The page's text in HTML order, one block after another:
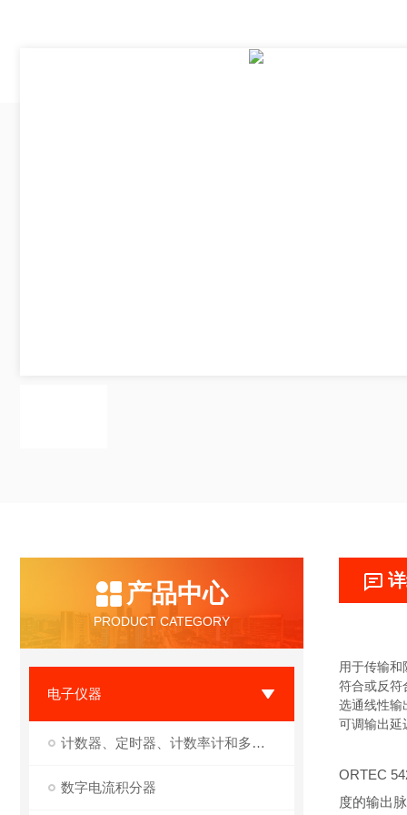
产品中心
PRODUCT CATEGORY
电子仪器
计数器、定时器、计数率计和多通道定标器（MCS）
数字电流积分器
用于传输
符合或反符
选通线性输
可调输出延
ORTEC
度的输出